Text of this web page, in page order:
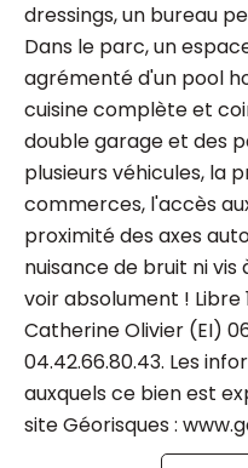
dressings, un bureau
Dans le parc, un
agrémenté d'un pool
cuisine complète et
double garage et des
plusieurs véhicules, la
commerces, l'accès
proximité des axes
nuisance de bruit ni vis
voir absolument !
Catherine Olivier (EI)
04.42.66.80.43. Les
auxquels ce bien est
site Géorisques :